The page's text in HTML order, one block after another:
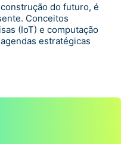
do futuro, é
Conceitos
(IoT) e computação
estratégicas